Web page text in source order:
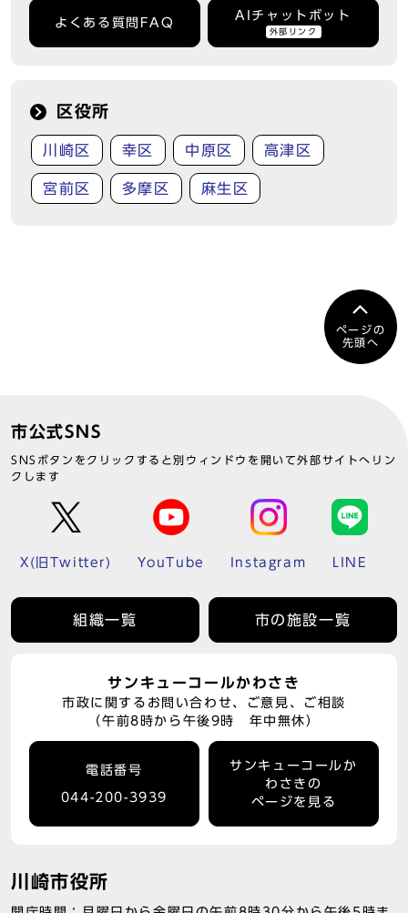
よくある質問FAQ
AIチャットボット
外部リンク
区役所
川崎区 幸区 中原区 高津区
宮前区 多摩区 麻生区
ページの
先頭へ
市公式SNS
SNSボタンをクリックすると別ウィンドウを開いて外部サイトへリン
クします
X(旧Twitter) YouTube Instagram LINE
組織一覧 市の施設一覧
サンキューコールかわさき
市政に関するお問い合わせ、ご意見、ご相談
（午前8時から午後9時 年中無休）
電話番号
044-200-3939
サンキューコールか
わさきの
ページを見る
川崎市役所